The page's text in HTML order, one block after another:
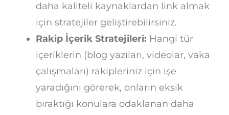
daha kaliteli kaynaklardan link almak
için stratejiler geliştirebilirsiniz.
Rakip İçerik Stratejileri: Hangi tür
içeriklerin (blog yazıları, videolar, vaka
çalışmaları) rakipleriniz için işe
yaradığını görerek, onların eksik
bıraktığı konulara odaklanan daha